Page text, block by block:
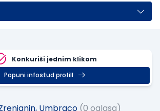
Konkuriši jednim klikom
Popuni infostud profill
Umbraco (0 oglasa)